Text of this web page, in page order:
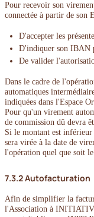
Pour recevoir son
connectée à partir de son
D'accepter les
D'indiquer son IBAN
De valider
Dans le cadre de
automatiques
indiquées dans l'Espace
Pour qu'un virement
de commission dû devra
Si le montant est inférieur
sera virée à la date de
l'opération quel que soit
7.3.2 Autofacturation
Afin de simplifier la
l'Association à